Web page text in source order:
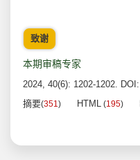
致谢
本期审稿专家
2024, 40(6): 1202-1202. DOI:
摘要(351) HTML (195)